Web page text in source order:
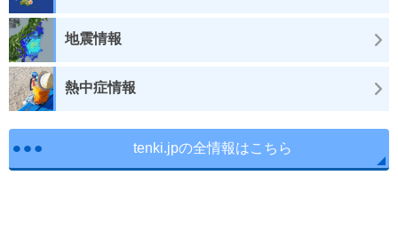
地震情報
熱中症情報
tenki.jpの全情報はこちら